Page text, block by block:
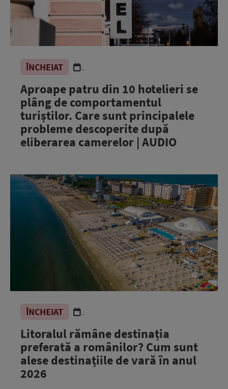
ÎNCHEIAT .
Aproape patru din 10 hotelieri se
plâng de comportamentul
turiștilor. Care sunt principalele
probleme descoperite după
eliberarea camerelor | AUDIO
ÎNCHEIAT .
Litoralul rămâne destinația
preferată a românilor? Cum sunt
alese destinațiile de vară în anul
2026